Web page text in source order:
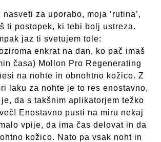
za uporabo, moja ‘rutina’,
ti postopek, ki tebi bolj ustreza.
jaz ti svetujem tole:
enkrat na dan, ko pač imaš
časa) Mollon Pro Regenerating
na nohte in obnohtno kožico. Z
laku za nohte je to res enostavno,
da s takšnim aplikatorjem težko
Enostavno pusti na miru nekaj
vpije, da ima čas delovat in da
kožico. Nato pa vsak noht in